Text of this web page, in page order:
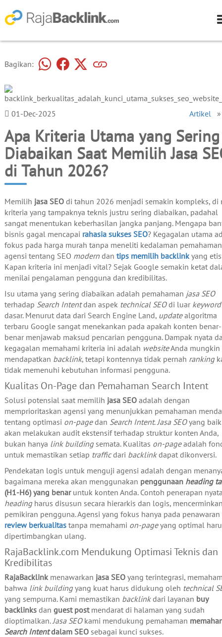
Bagikan:
01-Dec-2025 Artikel
Apa Kriteria Utama yang Sering
Diabaikan Saat Memilih Jasa
di Tahun 2026?
Memilih jasa SEOdi tahun 2026 menjadi semakin kompleks, di
kriteria yang tampaknya teknis justru sering diabaikan, padahal
sangat menentukan keberhasilan jangka panjang. Mengapa
bisnis gagal mencapai rahasia sukses SEO? Kegagalan utama
fokus pada harga murah tanpa meneliti kedalaman pemahaman
agensi tentang SEO moderndan tips memilih backlinkyang etis.
Kapan kriteria ini menjadi vital? Sejak Google semakin ketat
menilai pengalaman pengguna dan kredibilitas.
Isu utama yang sering diabaikan adalah pemahaman jasa SEO
terhadap Search Intentdan aspek technical SEOdi luar keyword
dasar. Menurut data dari Search Engine Land, updatealgoritma
terbaru Google sangat menekankan pada apakah konten benar-
benar menjawab maksud pencarian pengguna. Dampak nyata
kegagalan memahami kriteria ini adalah websiteAnda mungkin
mendapatkan backlink, tetapi kontennya tidak pernah ranking
tidak memenuhi kebutuhan informasi pengguna.
Kualitas On-Page dan Pemahaman Search Intent
Solusi potensial saat memilih jasa SEOadalah dengan
memprioritaskan agensi yang menunjukkan pemahaman
tentang optimasi on-pagedan Search Intent.Jasa SEOyang baik
akan melakukan audit ekstensif terhadap struktur konten Anda,
bukan hanya link buildingsemata. Kualitas on-pageadalah
untuk memastikan setiap trafficdari backlinkdapat dikonversi.
Pendekatan logis untuk menguji agensi adalah dengan
bagaimana mereka akan menggunakan penggunaan heading
(H1-H6) yang benaruntuk konten Anda. Contoh penerapan
headingharus disusun secara hierarkis dan logis,
pemikiran pengguna. Agensi yang fokus hanya pada penawaran
review berkualitastanpa memahami on-pageyang optimal
dipertimbangkan ulang.
RajaBacklink.com Mendukung Optimasi Teknis dan
Kredibilitas
RajaBacklinkmenawarkan jasa SEOyang terintegrasi,
bahwa link buildingyang kuat harus didukung oleh technical
yang sempurna. Kami memastikan backlinkdari layanan buy
backlinksdan guest postmendarat di halaman yang sudah
dioptimalkan. Jasa SEOkami mendukung pemahaman
Search Intentdalam SEOsebagai kunci sukses.